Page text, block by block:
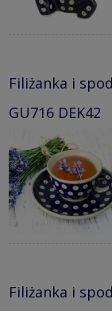
Filiżanka i
GU716 DEK42
Filiżanka i